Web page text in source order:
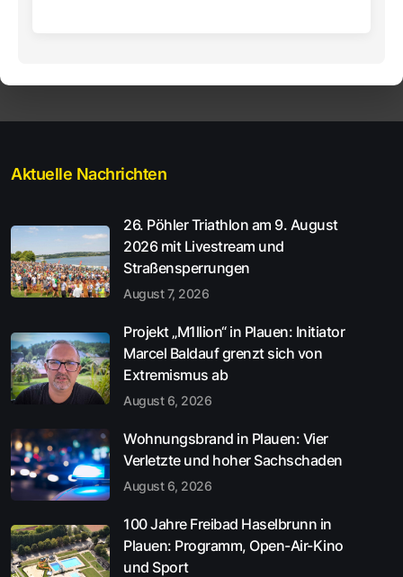
Aktuelle Nachrichten
26. Pöhler Triathlon am 9. August
2026 mit Livestream und
Straßensperrungen
August 7, 2026
Projekt „M1llion“ in Plauen: Initiator
Marcel Baldauf grenzt sich von
Extremismus ab
August 6, 2026
Wohnungsbrand in Plauen: Vier
Verletzte und hoher Sachschaden
August 6, 2026
100 Jahre Freibad Haselbrunn in
Plauen: Programm, Open-Air-Kino
und Sport